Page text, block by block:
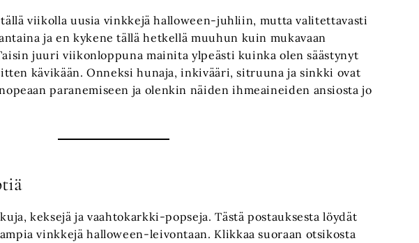
viikolla uusia vinkkejä halloween-juhliin, mutta valitettavasti
ja en kykene tällä hetkellä muuhun kuin mukavaan
juuri viikonloppuna mainita ylpeästi kuinka olen säästynyt
kävikään. Onneksi hunaja, inkivääri, sitruuna ja sinkki ovat
paranemiseen ja olenkin näiden ihmeaineiden ansiosta jo
keksejä ja vaahtokarkki-popseja. Tästä postauksesta löydät
vinkkejä halloween-leivontaan. Klikkaa suoraan otsikosta